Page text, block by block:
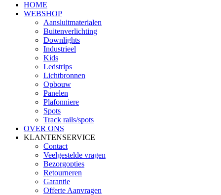
HOME
WEBSHOP
Aansluitmaterialen
Buitenverlichting
Downlights
Industrieel
Kids
Ledstrips
Lichtbronnen
Opbouw
Panelen
Plafonniere
Spots
Track rails/spots
OVER ONS
KLANTENSERVICE
Contact
Veelgestelde vragen
Bezorgopties
Retourneren
Garantie
Offerte Aanvragen